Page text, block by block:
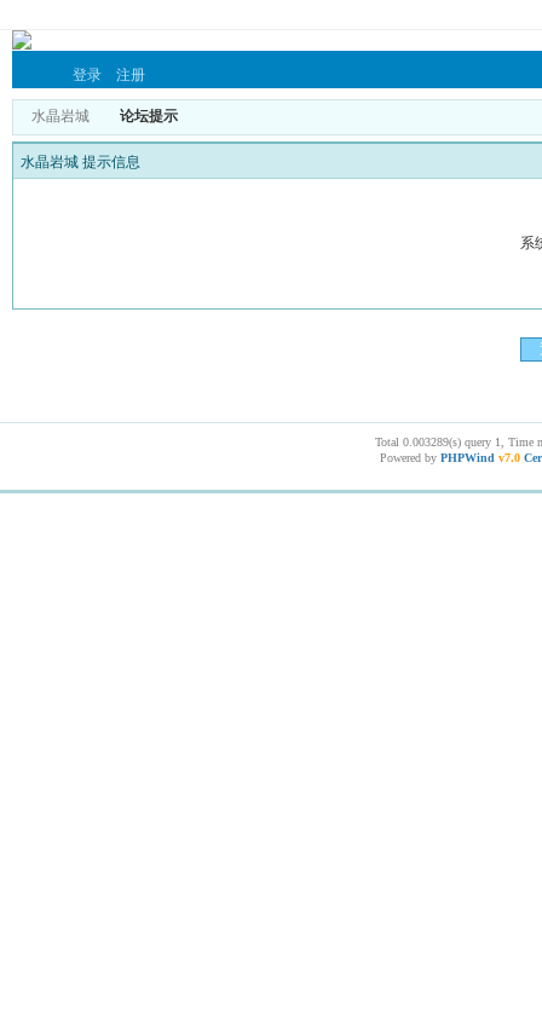
登录 注册
水晶岩城 论坛提示
水晶岩城 提示信息
系
Total 0.003289(s) query 1, Time
Powered by PHPWind v7.0